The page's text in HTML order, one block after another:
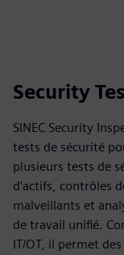
Security
SINEC Security
tests de sécurité
plusieurs tests de
d'actifs, contrôles
malveillants et
de travail unifié.
IT/OT, il permet